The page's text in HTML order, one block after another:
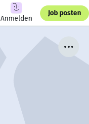
Anmelden
Job posten